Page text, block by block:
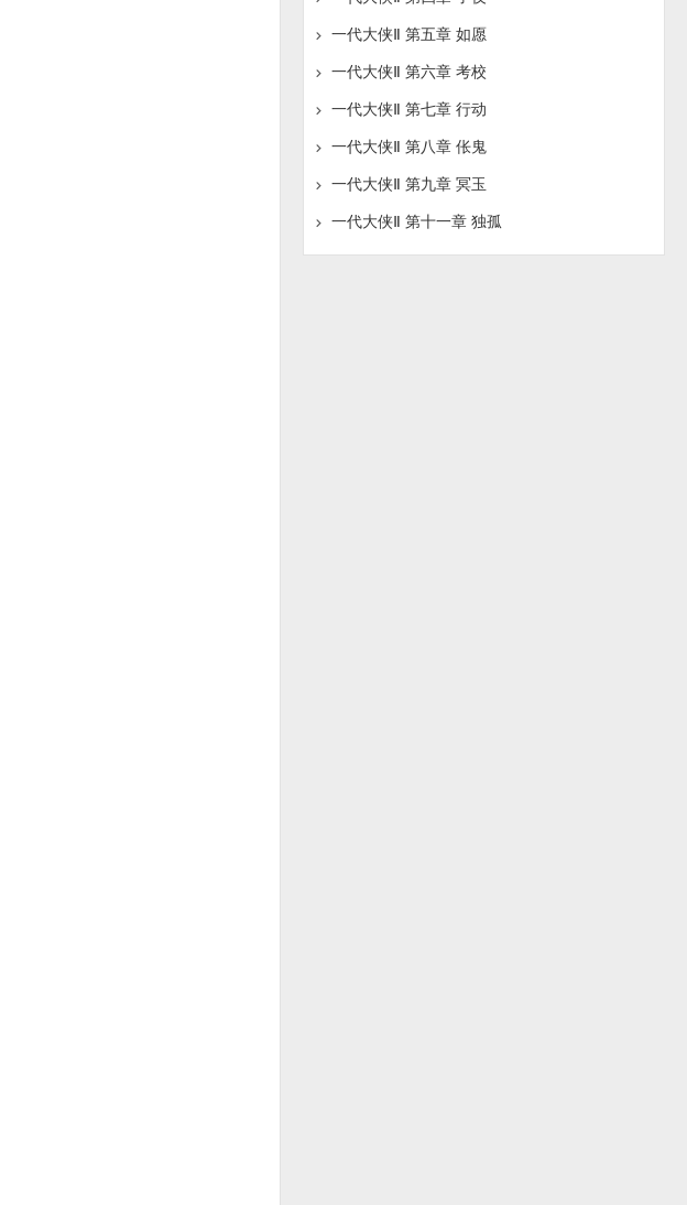
一代大侠Ⅱ 第五章 如愿
一代大侠Ⅱ 第六章 考校
一代大侠Ⅱ 第七章 行动
一代大侠Ⅱ 第八章 伥鬼
一代大侠Ⅱ 第九章 冥玉
一代大侠Ⅱ 第十一章 独孤